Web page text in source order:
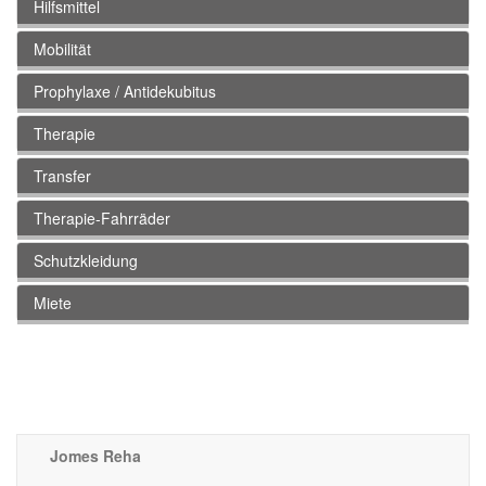
Hilfsmittel
Mobilität
Prophylaxe / Antidekubitus
Therapie
Transfer
Therapie-Fahrräder
Schutzkleidung
Miete
Jomes Reha